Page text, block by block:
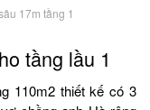
17m tầng 1
tầng lầu 1
110m2 thiết kế có 3